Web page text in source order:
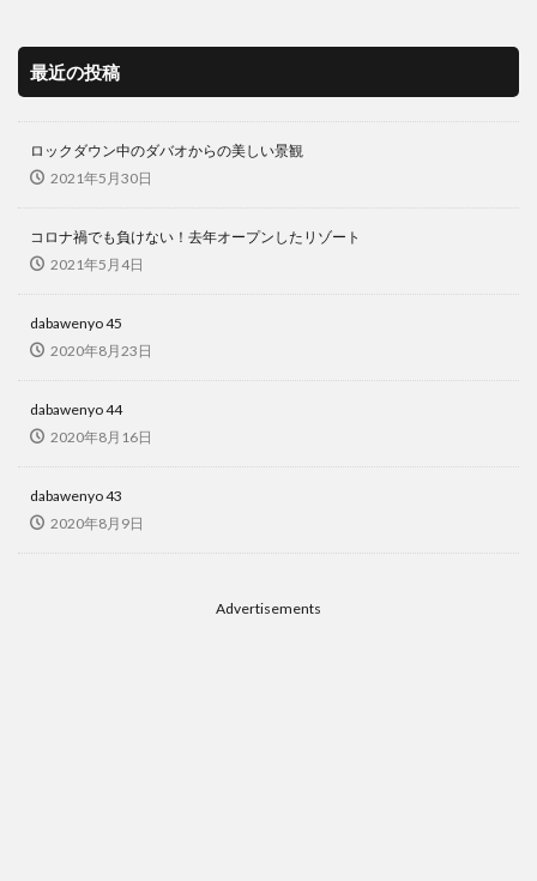
最近の投稿
ロックダウン中のダバオからの美しい景観
2021年5月30日
コロナ禍でも負けない！去年オープンしたリゾート
2021年5月4日
dabawenyo 45
2020年8月23日
dabawenyo 44
2020年8月16日
dabawenyo 43
2020年8月9日
Advertisements